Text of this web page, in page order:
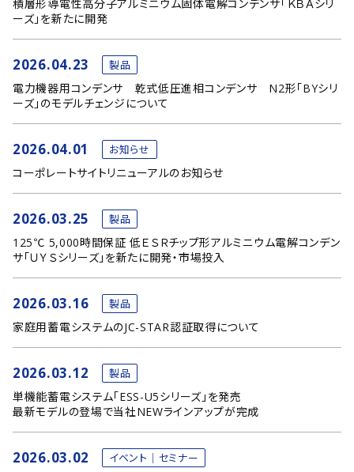
積層形導電性高分子アルミニウム固体電解コンデンサ「ＫＢＡシリ
ーズ」を新たに開発
2026.04.23 製品
電力機器用コンデンサ 乾式低圧進相コンデンサ N2形「BYシリ
ーズ」のモデルチェンジについて
2026.04.01 お知らせ
コーポレートサイトリニューアルのお知らせ
2026.03.25 製品
125℃ 5,000時間保証 低ＥＳＲチップ形アルミニウム電解コンデン
サ「ＵＹＳシリーズ」を新たに開発・市場投入
2026.03.16 製品
家庭用蓄電システムのJC-STAR認証取得について
2026.03.12 製品
単機能蓄電システム「ESS-U5シリーズ」を発売
最新モデルの登場で当社NEWラインアップが完成
2026.03.02 イベント｜セミナー